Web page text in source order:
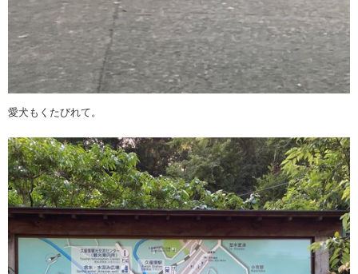
愛犬もくたびれて。